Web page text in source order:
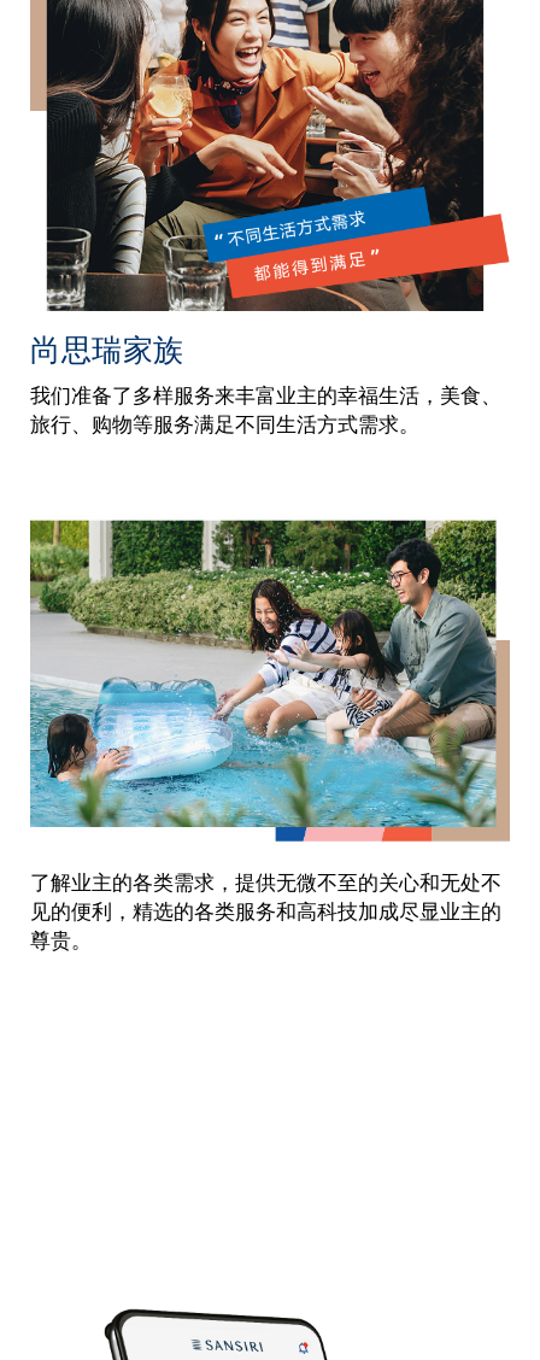
尚思瑞家族
我们准备了多样服务来丰富业主的幸福生活，美食、
旅行、购物等服务满足不同生活方式需求。
了解业主的各类需求，提供无微不至的关心和无处不
见的便利，精选的各类服务和高科技加成尽显业主的
尊贵。